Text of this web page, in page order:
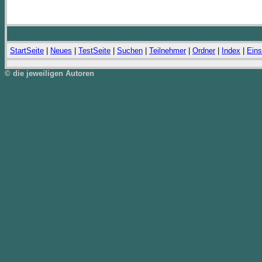
StartSeite Neues TestSeite Suchen Teilnehmer| Ordner| Index
© die jeweiligen Autoren